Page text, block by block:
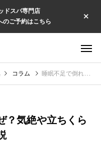
ドスパ専門店
のご予約はこちら
コラム 睡眠不足で倒れるのはなぜ？気絶や立ちくらみの原因と対策を徹底解説
？気絶や立ちくら